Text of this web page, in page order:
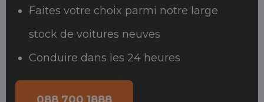
Faites votre choix parmi notre large
stock de voitures neuves
Conduire dans les 24 heures